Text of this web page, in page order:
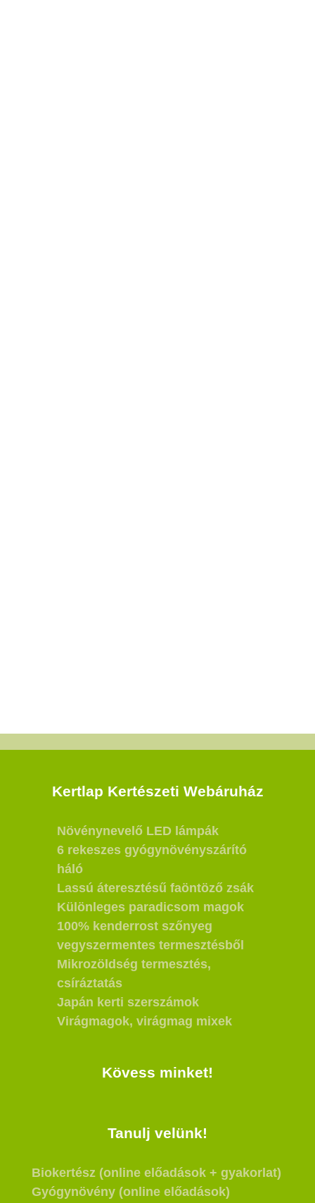
Kertlap Kertészeti Webáruház
Növénynevelő LED lámpák
6 rekeszes gyógynövényszárító
háló
Lassú áteresztésű faöntöző zsák
Különleges paradicsom magok
100% kenderrost szőnyeg
vegyszermentes termesztésből
Mikrozöldség termesztés,
csíráztatás
Japán kerti szerszámok
Virágmagok, virágmag mixek
Kövess minket!
Tanulj velünk!
Biokertész (online előadások + gyakorlat)
Gyógynövény (online előadások)